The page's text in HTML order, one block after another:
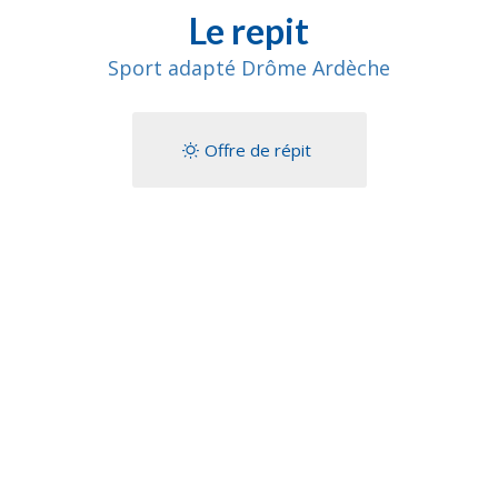
Le repit
Sport adapté Drôme Ardèche
Offre de répit